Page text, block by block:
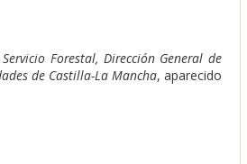
Forestal, Dirección General de
de Castilla-La Mancha, aparecido